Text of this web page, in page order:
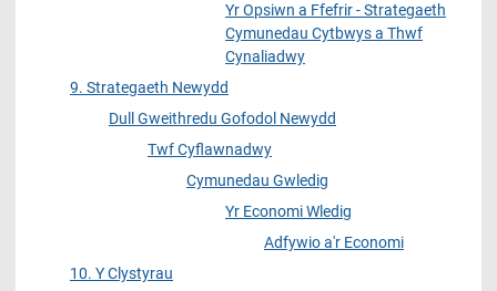
Yr Opsiwn a Ffefrir - Strategaeth
Cymunedau Cytbwys a Thwf
Cynaliadwy
9. Strategaeth Newydd
Dull Gweithredu Gofodol Newydd
Twf Cyflawnadwy
Cymunedau Gwledig
Yr Economi Wledig
Adfywio a'r Economi
10. Y Clystyrau